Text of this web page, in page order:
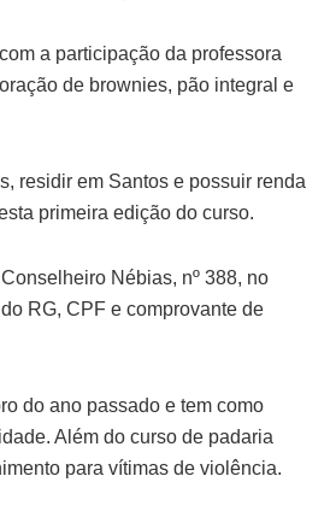
a participação da professora
de brownies, pão integral e
residir em Santos e possuir renda
primeira edição do curso.
Nébias, nº 388, no
RG, CPF e comprovante de
do ano passado e tem como
Além do curso de padaria
para vítimas de violência.